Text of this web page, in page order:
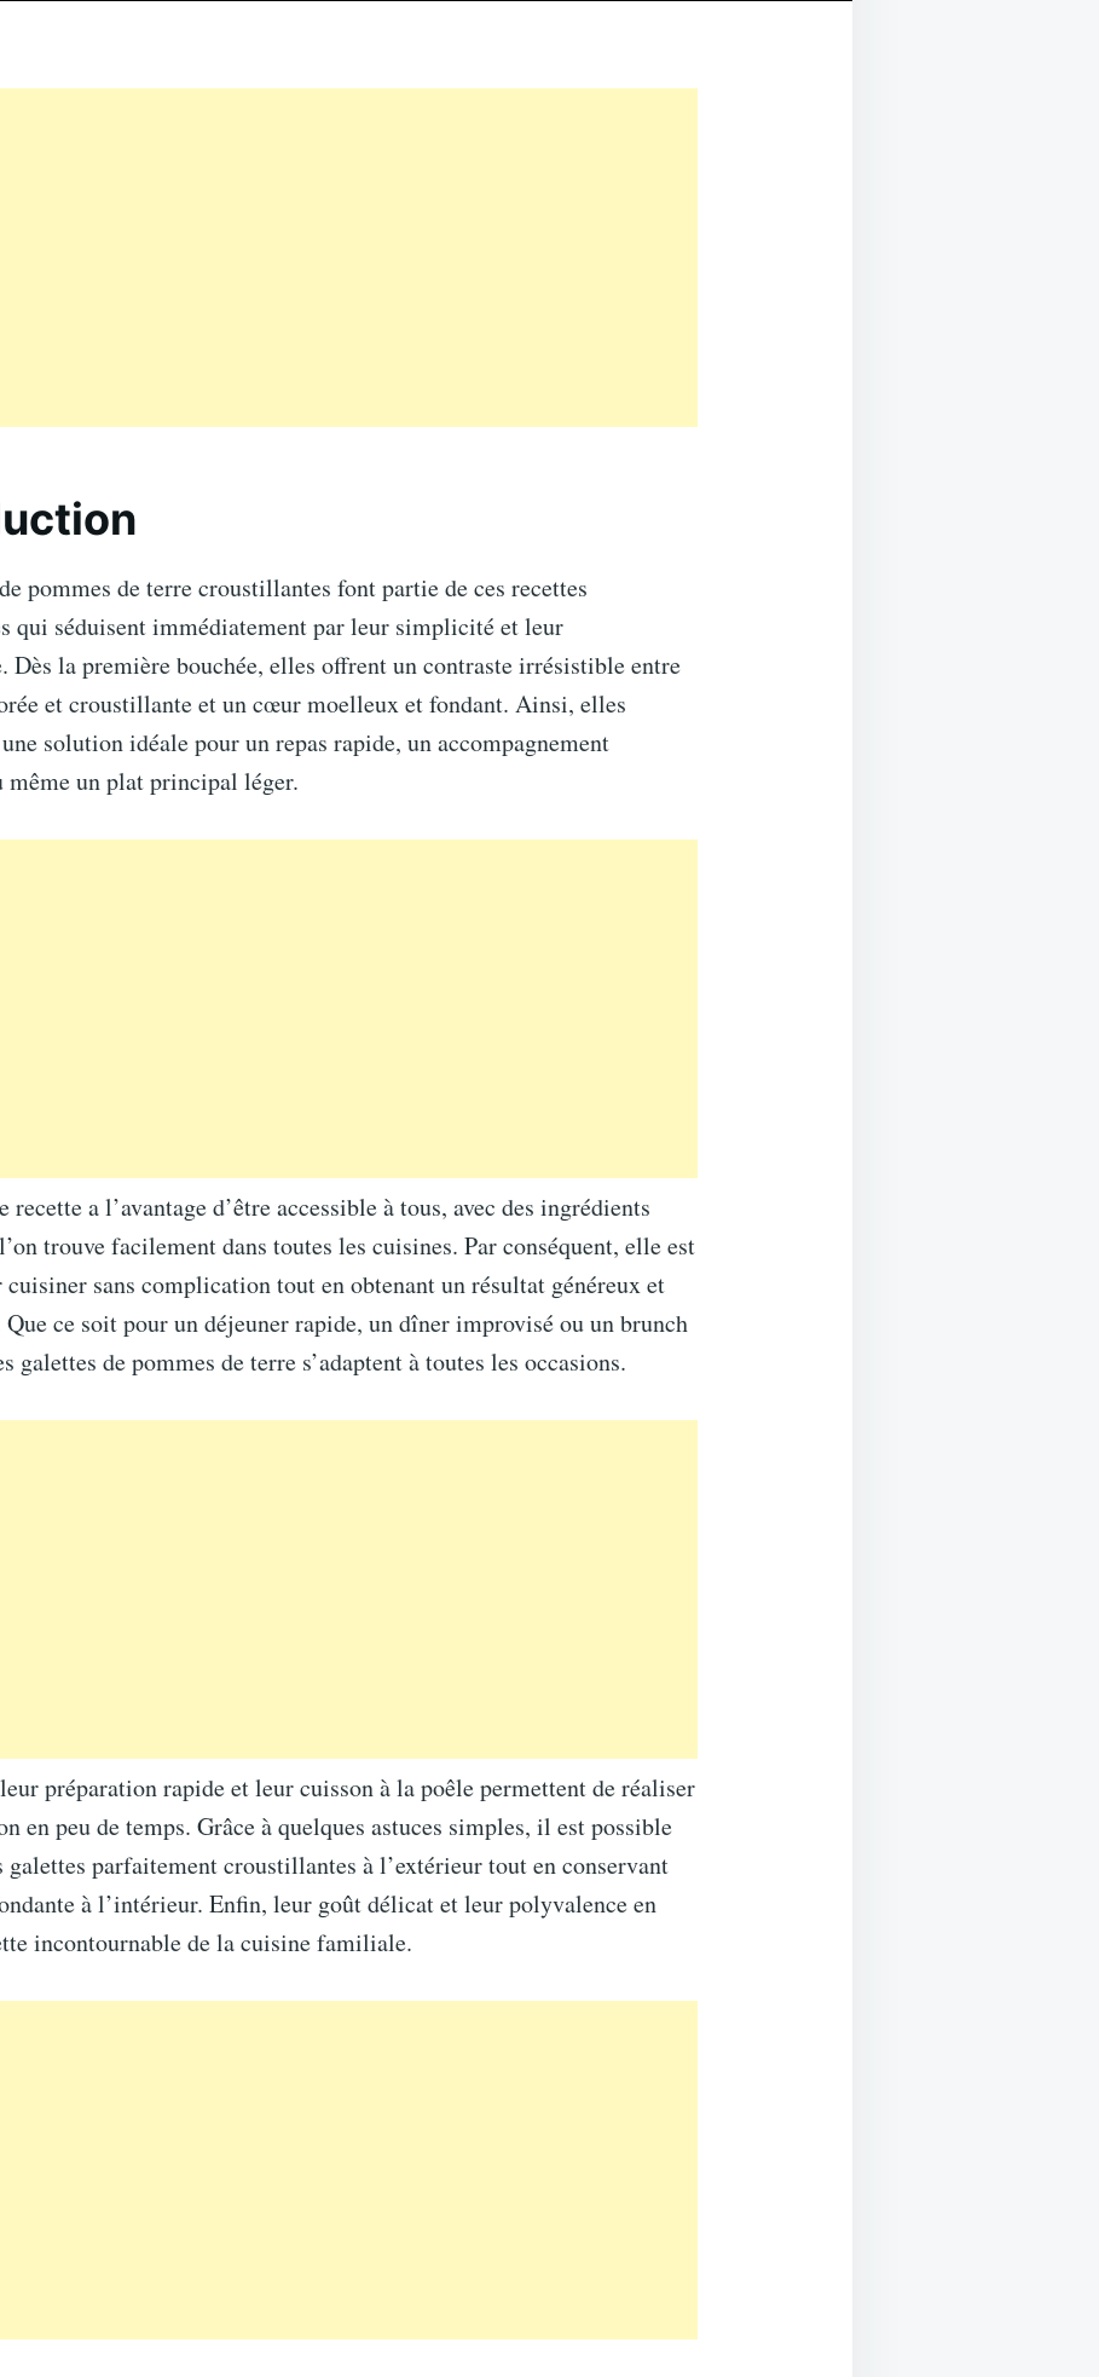
pommes de terre croustillantes font partie de ces recettes
qui séduisent immédiatement par leur simplicité et leur
Dès la première bouchée, elles offrent un contraste irrésistible entre
et croustillante et un cœur moelleux et fondant. Ainsi, elles
solution idéale pour un repas rapide, un accompagnement
même un plat principal léger.
recette a l’avantage d’être accessible à tous, avec des ingrédients
trouve facilement dans toutes les cuisines. Par conséquent, elle est
sans complication tout en obtenant un résultat généreux et
ce soit pour un déjeuner rapide, un dîner improvisé ou un brunch
galettes de pommes de terre s’adaptent à toutes les occasions.
préparation rapide et leur cuisson à la poêle permettent de réaliser
en peu de temps. Grâce à quelques astuces simples, il est possible
galettes parfaitement croustillantes à l’extérieur tout en conservant
à l’intérieur. Enfin, leur goût délicat et leur polyvalence en
incontournable de la cuisine familiale.